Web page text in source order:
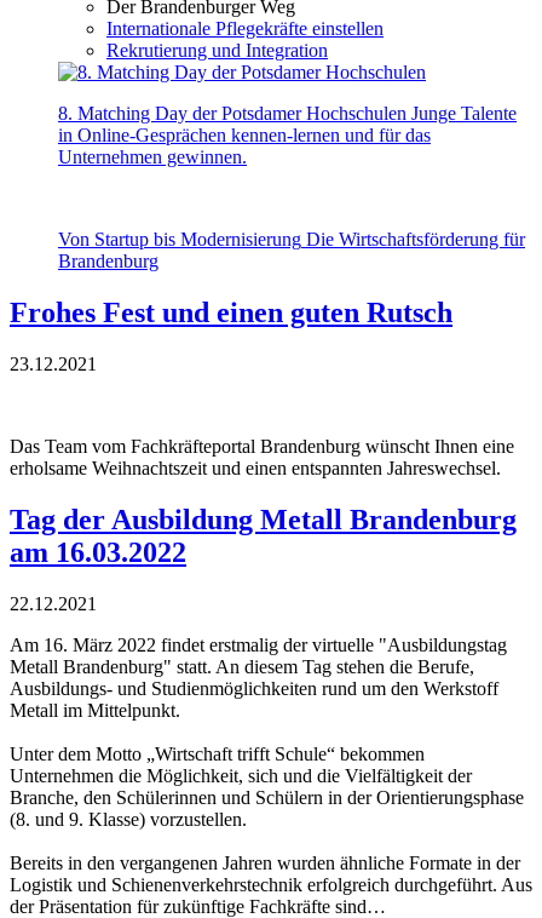
Der Brandenburger Weg
Internationale Pflegekräfte einstellen
Rekrutierung und Integration
8. Matching Day der Potsdamer Hochschulen Junge Talente
in Online-Gesprächen kennen-lernen und für das
Unternehmen gewinnen.
Von Startup bis Modernisierung Die Wirtschaftsförderung für
Brandenburg
Frohes Fest und einen guten Rutsch
23.12.2021
Das Team vom Fachkräfteportal Brandenburg wünscht Ihnen eine
erholsame Weihnachtszeit und einen entspannten Jahreswechsel.
Tag der Ausbildung Metall Brandenburg
am 16.03.2022
22.12.2021
Am 16. März 2022 findet erstmalig der virtuelle "Ausbildungstag
Metall Brandenburg" statt. An diesem Tag stehen die Berufe,
Ausbildungs- und Studienmöglichkeiten rund um den Werkstoff
Metall im Mittelpunkt.
Unter dem Motto „Wirtschaft trifft Schule“ bekommen
Unternehmen die Möglichkeit, sich und die Vielfältigkeit der
Branche, den Schülerinnen und Schülern in der Orientierungsphase
(8. und 9. Klasse) vorzustellen.
Bereits in den vergangenen Jahren wurden ähnliche Formate in der
Logistik und Schienenverkehrstechnik erfolgreich durchgeführt. Aus
der Präsentation für zukünftige Fachkräfte sind…